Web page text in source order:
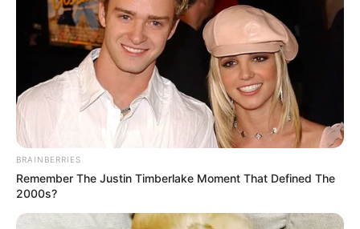
BRAINBERRIES
Remember The Justin Timberlake Moment That Defined The
2000s?